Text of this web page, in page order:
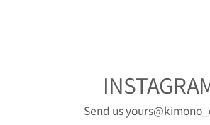
Send us yours